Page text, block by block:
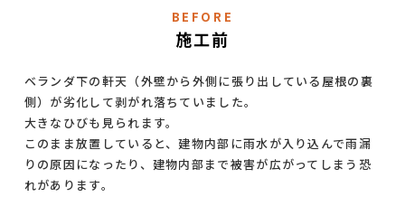
BEFORE
施工前
ベランダ下の軒天（外壁から外側に張り出している屋根の裏
側）が劣化して剥がれ落ちていました。
大きなひびも見られます。
このまま放置していると、建物内部に雨水が入り込んで雨漏
りの原因になったり、建物内部まで被害が広がってしまう恐
れがあります。